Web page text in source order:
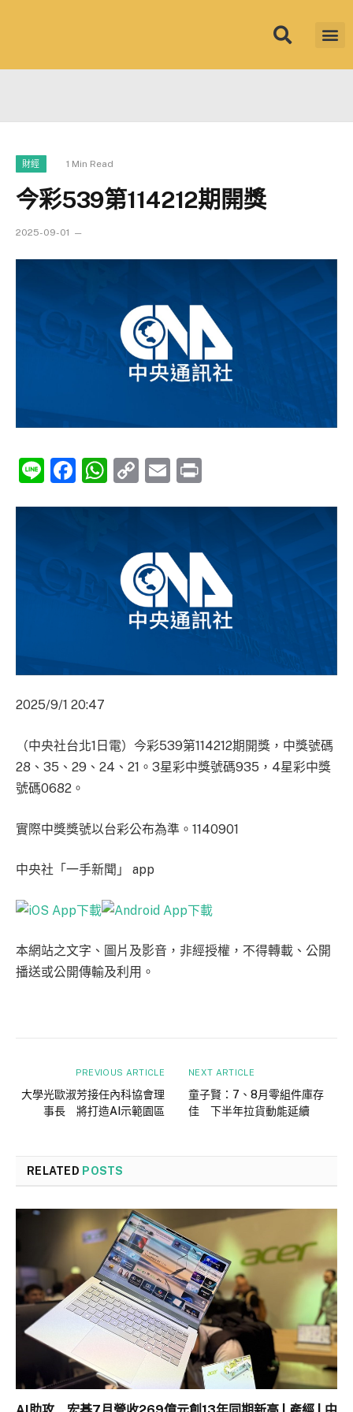
財經 1 Min Read
今彩539第114212期開獎
2025-09-01
LineFacebook
WhatsApp
CopyEmail
2025/9/1 20:47
（中央社台北1日電）今彩539第114212期開獎，中獎號碼
28、35、29、24、21。3星彩中獎號碼935，4星彩中獎
號碼0682。
實際中獎獎號以台彩公布為準。1140901
中央社「一手新聞」 app
本網站之文字、圖片及影音，非經授權，不得轉載、公開
播送或公開傳輸及利用。
PREVIOUS ARTICLE
大學光歐淑芳接任內科協會理
事長 將打造AI示範園區
NEXT ARTICLE
童子賢：7、8月零組件庫存
佳 下半年拉貨動能延續
RELATED POSTS